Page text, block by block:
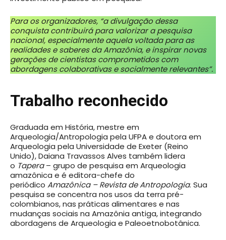
Para os organizadores, “a divulgação dessa
conquista contribuirá para valorizar a pesquisa
nacional, especialmente aquela voltada para as
realidades e saberes da Amazônia, e inspirar novas
gerações de cientistas comprometidos com
abordagens colaborativas e socialmente relevantes”.
Trabalho reconhecido
Graduada em História, mestre em
Arqueologia/Antropologia pela UFPA e doutora em
Arqueologia pela Universidade de Exeter (Reino
Unido), Daiana Travassos Alves também lidera
o Tapera– grupo de pesquisa em Arqueologia
amazônica e é editora-chefe do
periódico Amazônica – Revista de Antropologia. Sua
pesquisa se concentra nos usos da terra pré-
colombianos, nas práticas alimentares e nas
mudanças sociais na Amazônia antiga, integrando
abordagens de Arqueologia e Paleoetnobotânica.